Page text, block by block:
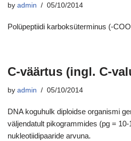
by admin 05/10/2014
Polüpeptiidi karboksüterminus (-
C-väärtus (ingl. C-
by admin 05/10/2014
DNA koguhulk diploidse organismi
väljendatult pikogrammides (pg =
nukleotiidipaaride arvuna.